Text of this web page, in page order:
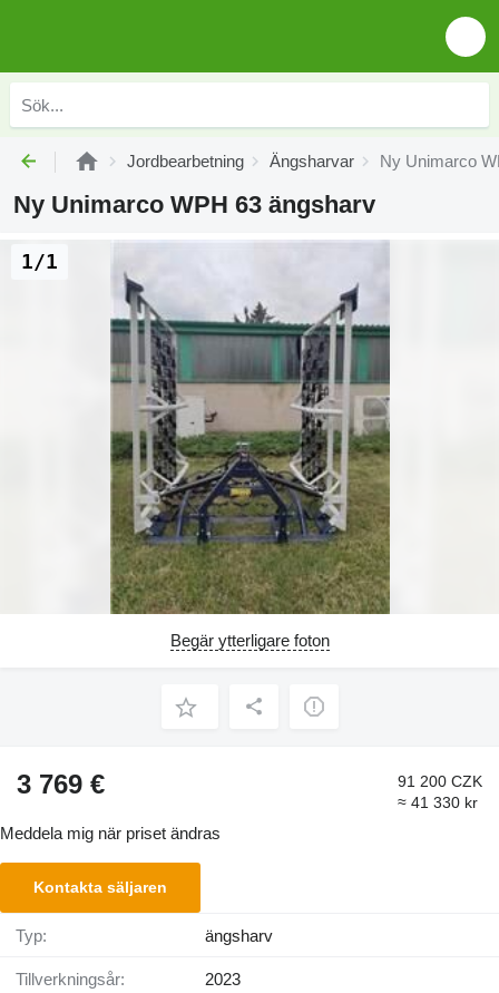
Jordbearbetning Ängsharvar Ny Unimarco
Ny Unimarco WPH 63 ängsharv
1/1
Begär ytterligare foton
3 769 €
91 200 CZK
≈ 41 330 kr
Meddela mig när priset ändras
Kontakta säljaren
Typ: ängsharv
Tillverkningsår: 2023